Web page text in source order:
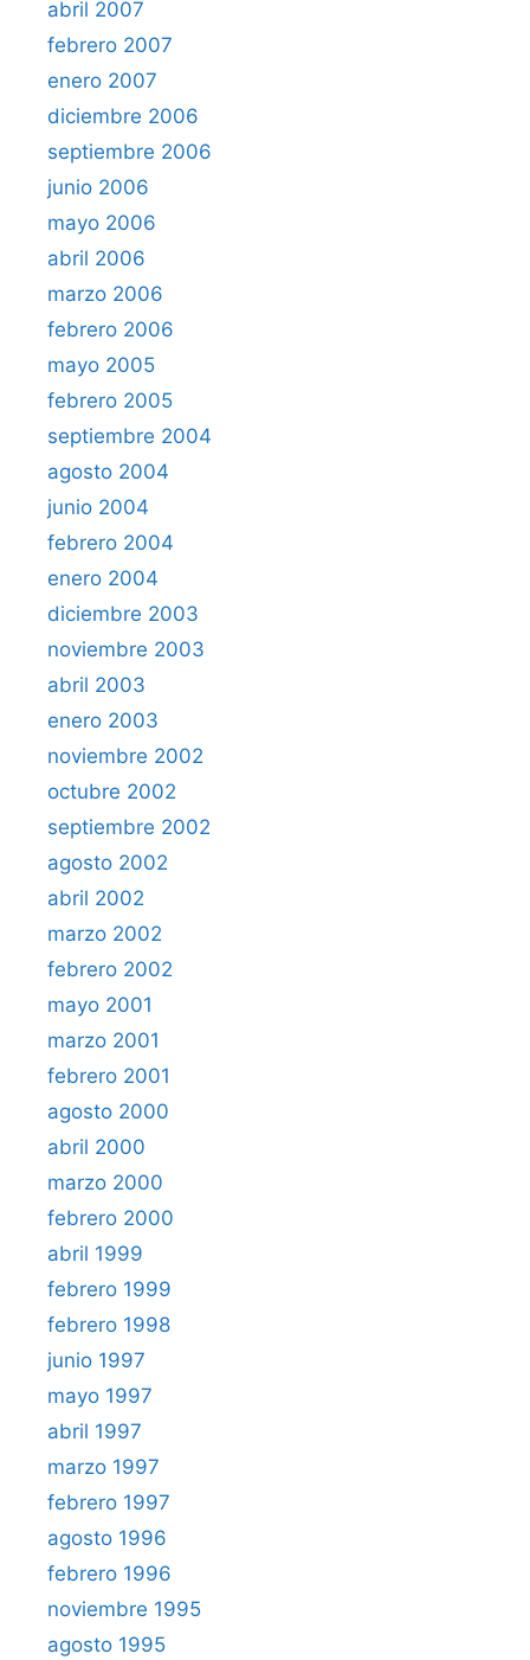
abril 2007
febrero 2007
enero 2007
diciembre 2006
septiembre 2006
junio 2006
mayo 2006
abril 2006
marzo 2006
febrero 2006
mayo 2005
febrero 2005
septiembre 2004
agosto 2004
junio 2004
febrero 2004
enero 2004
diciembre 2003
noviembre 2003
abril 2003
enero 2003
noviembre 2002
octubre 2002
septiembre 2002
agosto 2002
abril 2002
marzo 2002
febrero 2002
mayo 2001
marzo 2001
febrero 2001
agosto 2000
abril 2000
marzo 2000
febrero 2000
abril 1999
febrero 1999
febrero 1998
junio 1997
mayo 1997
abril 1997
marzo 1997
febrero 1997
agosto 1996
febrero 1996
noviembre 1995
agosto 1995